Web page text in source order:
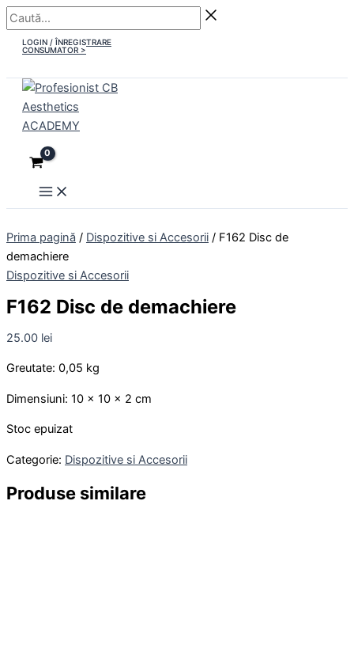
Skip
to
content
Caută...
LOGIN / ÎNREGISTRARE
CONSUMATOR >
Menu
Prima pagină / Dispozitive si Accesorii / F162 Disc de
demachiere
Dispozitive si Accesorii
F162 Disc de demachiere
25.00 lei
Greutate: 0,05 kg
Dimensiuni: 10 x 10 x 2 cm
Stoc epuizat
Categorie: Dispozitive si Accesorii
Produse similare